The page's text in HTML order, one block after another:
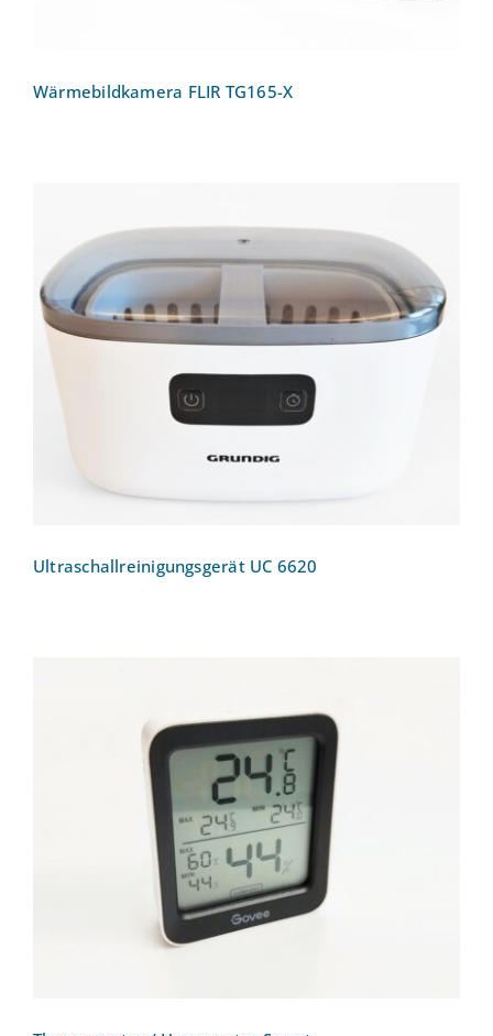
Wärmebildkamera FLIR TG165-X
Ultraschallreinigungsgerät UC 6620
Thermometer / Hygrometer Smart